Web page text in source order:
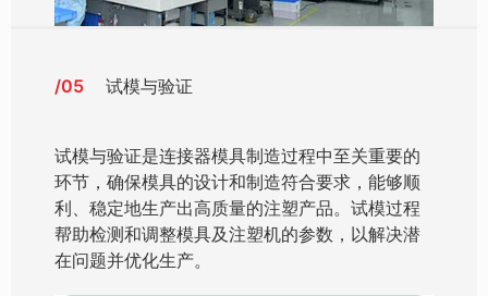
/05 试模与验证
试模与验证是连接器模具制造过程中至关重要的
环节，确保模具的设计和制造符合要求，能够顺
利、稳定地生产出高质量的注塑产品。试模过程
帮助检测和调整模具及注塑机的参数，以解决潜
在问题并优化生产。